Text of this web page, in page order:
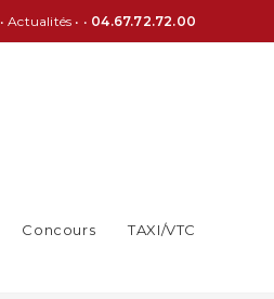
•Actualités • • 04.67.72.72.00
Concours TAXI/VTC